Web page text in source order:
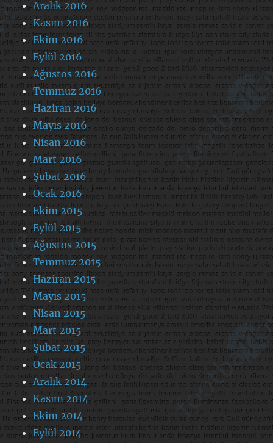
Aralık 2016
Kasım 2016
Ekim 2016
Eylül 2016
Ağustos 2016
Temmuz 2016
Haziran 2016
Mayıs 2016
Nisan 2016
Mart 2016
Şubat 2016
Ocak 2016
Ekim 2015
Eylül 2015
Ağustos 2015
Temmuz 2015
Haziran 2015
Mayıs 2015
Nisan 2015
Mart 2015
Şubat 2015
Ocak 2015
Aralık 2014
Kasım 2014
Ekim 2014
Eylül 2014